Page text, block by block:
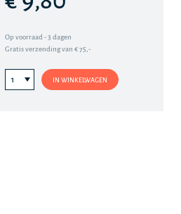
Op voorraad - 3 dagen
Gratis verzending van € 75,-
IN WINKELWAGEN